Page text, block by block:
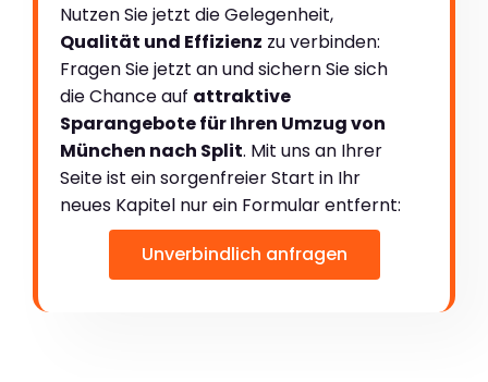
Nutzen Sie jetzt die Gelegenheit,
Qualität und Effizienz zu verbinden:
Fragen Sie jetzt an und sichern Sie sich
die Chance auf attraktive
Sparangebote für Ihren Umzug von
München nach Split. Mit uns an Ihrer
Seite ist ein sorgenfreier Start in Ihr
neues Kapitel nur ein Formular entfernt:
Unverbindlich anfragen